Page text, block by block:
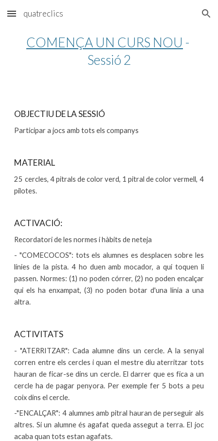
Skip to main content Skip to navigation
quatreclics
COMENÇA UN CURS NOU -
Sessió 2
OBJECTIU DE LA SESSIÓ
Participar a jocs amb tots els companys
MATERIAL
25 cercles, 4 pitrals de color verd, 1 pitral de color vermell, 4
pilotes.
ACTIVACIÓ:
Recordatori de les normes i hàbits de neteja
-"COMECOCOS": tots els alumnes es desplacen sobre les
línies de la pista. 4 ho duen amb mocador, a qui toquen li
passen. Normes: (1) no poden córrer, (2) no poden encalçar
qui els ha enxampat, (3) no poden botar d'una línia a una
altra.
ACTIVITATS
- "ATERRITZAR": Cada alumne dins un cercle. A la senyal
corren entre els cercles i quan el mestre diu aterritzar tots
hauran de ficar-se dins un cercle. El darrer que es fica a un
cercle ha de pagar penyora. Per exemple fer 5 bots a peu
coix dins el cercle.
-"ENCALÇAR": 4 alumnes amb pitral hauran de perseguir als
altres. Si un alumne és agafat queda assegut a terra. El joc
acaba quan tots estan agafats.